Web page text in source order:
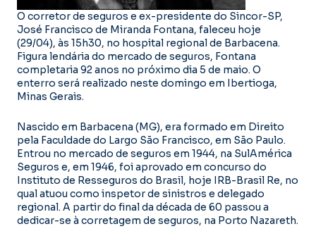
O corretor de seguros e ex-presidente do Sincor-SP,
José Francisco de Miranda Fontana, faleceu hoje
(29/04), às 15h30, no hospital regional de Barbacena.
Figura lendária do mercado de seguros, Fontana
completaria 92 anos no próximo dia 5 de maio. O
enterro será realizado neste domingo em Ibertioga,
Minas Gerais.
Nascido em Barbacena (MG), era formado em Direito
pela Faculdade do Largo São Francisco, em São Paulo.
Entrou no mercado de seguros em 1944, na SulAmérica
Seguros e, em 1946, foi aprovado em concurso do
Instituto de Resseguros do Brasil, hoje IRB-Brasil Re, no
qual atuou como inspetor de sinistros e delegado
regional. A partir do final da década de 60 passou a
dedicar-se à corretagem de seguros, na Porto Nazareth.